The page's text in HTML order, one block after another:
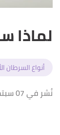
لماذا
أنواع السرطان
نُشر في 07 سبتمبر 2021